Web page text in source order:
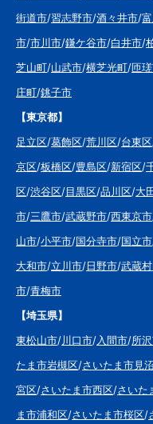
街道市/習志野市/酒々井市/
市/市川市/鎌ケ谷市/白井市/
芝山町/山武市/横芝光町/匝
庄町/銚子市
【東京都】
足立区/葛飾区/荒川区/台東区
京区/板橋区/豊島区/新宿区/
区/渋谷区/目黒区/品川区/大
市/三鷹市/武蔵野市/西東京市
山市/小平市/国分寺市/国立市
大和市/立川市/日野市/武蔵
市/青梅市
【埼玉県】
東松山市/川口市/入間市/所
たま市岩槻区/さいたま市見
宮区/さいたま市西区/さいた
ま市浦和区/さいたま市桜区/